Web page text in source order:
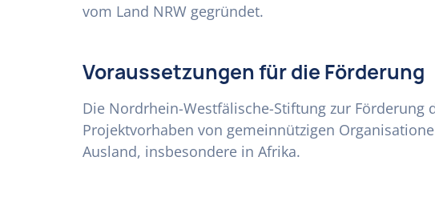
vom Land NRW gegründet.
Voraussetzungen für die Förderung
Die Nordrhein-Westfälische-Stiftung zur Förderung
Projektvorhaben von gemeinnützigen
Ausland, insbesondere in Afrika.